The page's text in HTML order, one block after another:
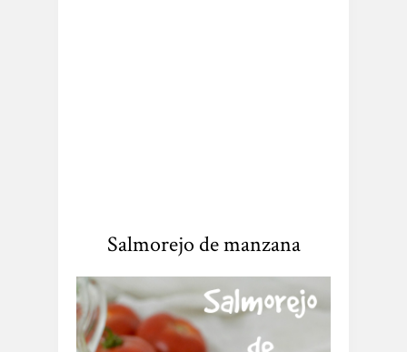
Salmorejo de manzana